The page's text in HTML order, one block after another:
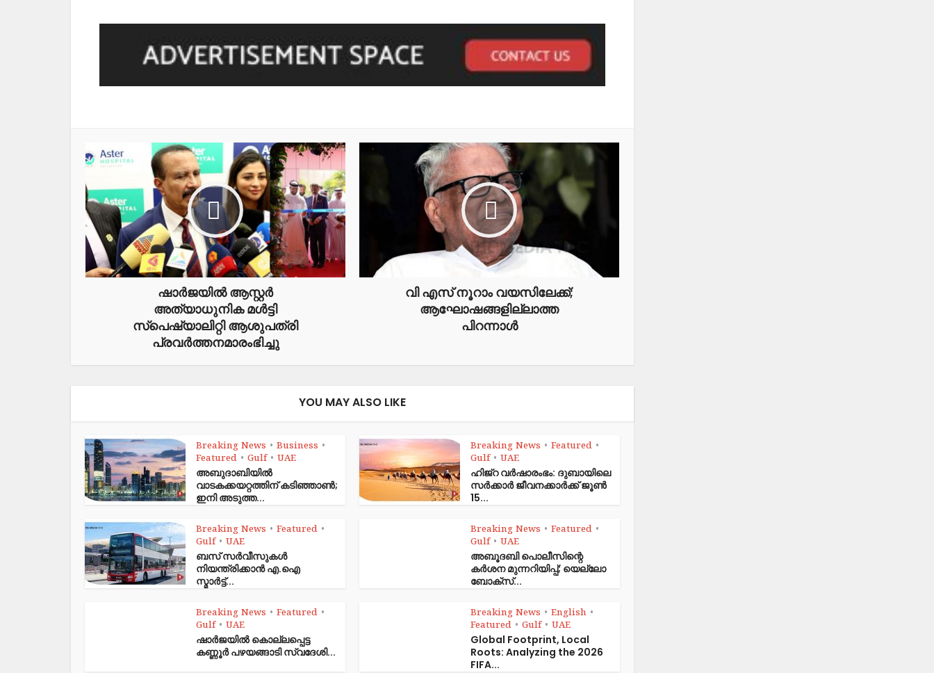
ഷാര്‍ജയില്‍ ആസ്റ്റര്‍
അത്യാധുനിക മള്‍ട്ടി
സ്‌പെഷ്യാലിറ്റി ആശുപത്രി
പ്രവർത്തനമാരംഭിച്ചു
വി എസ് നൂറാം വയസിലേക്ക്;
ആഘോഷങ്ങളില്ലാത്ത
പിറന്നാൾ
YOU MAY ALSO LIKE
Breaking News • Business •
Featured • Gulf • UAE
അബുദാബിയിൽ
വാടകക്കയറ്റത്തിന് കടിഞ്ഞാൺ;
ഇനി അടുത്ത...
Breaking News • Featured •
Gulf • UAE
ഹിജ്‌റ വർഷാരംഭം: ദുബായിലെ
സർക്കാർ ജീവനക്കാർക്ക് ജൂൺ
15...
Breaking News • Featured •
Gulf • UAE
ബസ് സർവീസുകൾ
നിയന്ത്രിക്കാൻ എ.ഐ
സ്മാർട്ട്...
Breaking News • Featured •
Gulf • UAE
അബൂദബി പൊലീസിന്റെ
കർശന മുന്നറിയിപ്പ്; യെല്ലോ
ബോക്സ്...
Breaking News • Featured •
Gulf • UAE
ഷാര്‍ജയില്‍ കൊല്ലപ്പെട്ട
കണ്ണൂര്‍ പഴയങ്ങാടി സ്വദേശി...
Breaking News • English •
Featured • Gulf • UAE
Global Footprint, Local
Roots: Analyzing the 2026
FIFA...